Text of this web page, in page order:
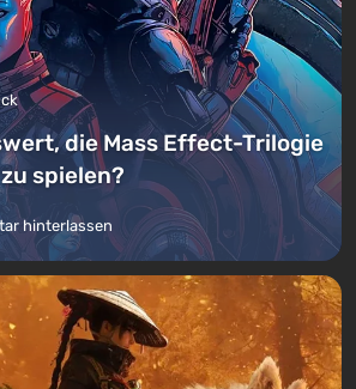
die Mass Effect-Trilogie
spielen?
hinterlassen